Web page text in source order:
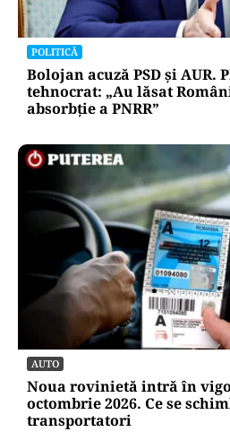
POLITICĂ
Bolojan acuză PSD și AUR.
tehnocrat: „Au lăsat
absorbţie a PNRR”
AUTO
Noua rovinietă intră în
octombrie 2026. Ce se
transportatori